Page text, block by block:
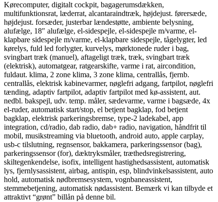
Kørecomputer, digitalt cockpit, bagagerumsdækken,
multifunktionsrat, læderrat, alcantaraindtræk, højdejust. førersæde,
højdejust. forsæder, justerbar lændestøtte, ambiente belysning,
alufælge, 18″ alufælge, el-sidespejle, el-sidespejle m/varme, el-
klapbare sidespejle m/varme, el-klapbare sidespejle, tågelygter, led
kørelys, fuld led forlygter, kurvelys, mørktonede ruder i bag,
svingbart træk (manuel), aftageligt træk, træk, svingbart træk
(elektrisk), automatgear, ratgearskifte, varme i rat, aircondition,
fuldaut. klima, 2 zone klima, 3 zone klima, centrallås, fjernb.
centrallås, elektrisk kabinevarmer, nøglefri adgang, fartpilot, nøglefri
tænding, adaptiv fartpilot, adaptiv fartpilot med kø-assistent, aut.
nedbl. bakspejl, udv. temp. måler, sædevarme, varme i bagsæde, 4x
el-ruder, automatisk start/stop, el betjent bagklap, fod betjent
bagklap, elektrisk parkeringsbremse, type-2 ladekabel, app
integration, cd/radio, dab radio, dab+ radio, navigation, håndfrit til
mobil, musikstreaming via bluetooth, android auto, apple carplay,
usb-c tilslutning, regnsensor, bakkamera, parkeringssensor (bag),
parkeringssensor (for), dæktryksmåler, træthedsregistrering,
skiltegenkendelse, isofix, intelligent hastighedsassistent, automatisk
lys, fjernlysassistent, airbag, antispin, esp, blindvinkelsassistent, auto
hold, automatisk nødbremsesystem, vognbaneassistent,
stemmebetjening, automatisk nødassistent. Bemærk vi kan tilbyde et
attraktivt “grønt” billån på denne bil.